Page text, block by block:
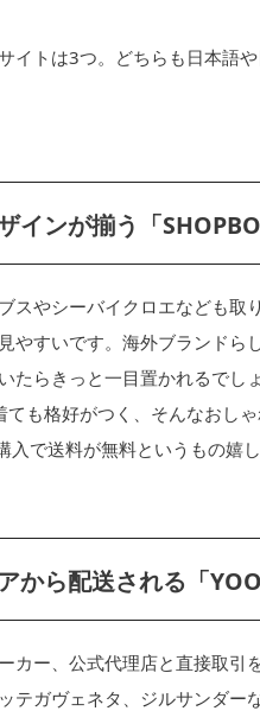
イトは3つ。どちらも日本語
インが揃う「
スやシーバイクロエなども取
やすいです。海外ブランド
たらきっと一目置かれるでしょ
も格好がつく、そんなおし
入で送料が無料というもの嬉
から配送される「
カー、公式代理店と直接取引
テガヴェネタ、ジルサンダー